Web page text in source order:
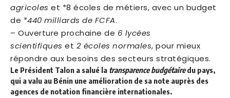
agricoles et *8 écoles de métiers, avec un budget
de *440 milliards de FCFA.
– Ouverture prochaine de 6 lycées
scientifiques et 2 écoles normales, pour mieux
répondre aux besoins des secteurs stratégiques.
Le Président Talon a salué la transparence budgétairedu pays,
qui a valu au Bénin une amélioration de sa note auprès des
agences de notation financière internationales.